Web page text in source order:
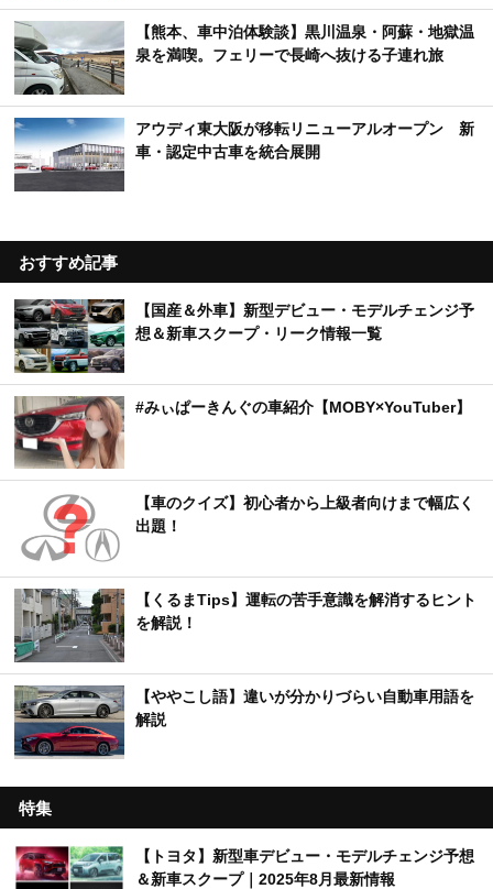
【熊本、車中泊体験談】黒川温泉・阿蘇・地獄温
泉を満喫。フェリーで長崎へ抜ける子連れ旅
アウディ東大阪が移転リニューアルオープン 新
車・認定中古車を統合展開
おすすめ記事
【国産＆外車】新型デビュー・モデルチェンジ予
想＆新車スクープ・リーク情報一覧
#みぃぱーきんぐの車紹介【MOBY×YouTuber】
【車のクイズ】初心者から上級者向けまで幅広く
出題！
【くるまTips】運転の苦手意識を解消するヒント
を解説！
【ややこし語】違いが分かりづらい自動車用語を
解説
特集
【トヨタ】新型車デビュー・モデルチェンジ予想
＆新車スクープ｜2025年8月最新情報